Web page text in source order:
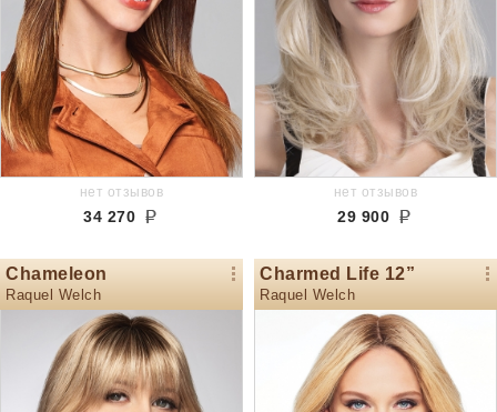
нет отзывов
34 270
нет отзывов
29 900
Chameleon
Raquel Welch
Charmed Life 12”
Raquel Welch